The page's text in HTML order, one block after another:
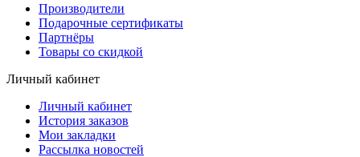
Производители
Подарочные сертификаты
Партнёры
Товары со скидкой
Личный кабинет
Личный кабинет
История заказов
Мои закладки
Рассылка новостей